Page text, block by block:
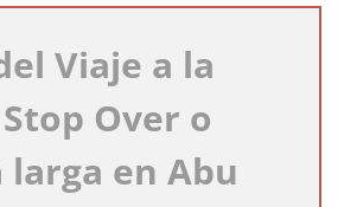
Viaje a la
Over o
larga en Abu